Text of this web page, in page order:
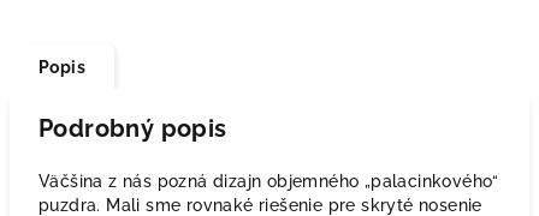
Popis
Podrobný popis
Väčšina z nás pozná dizajn objemného „palacinkového“
puzdra. Mali sme rovnaké riešenie pre skryté nosenie